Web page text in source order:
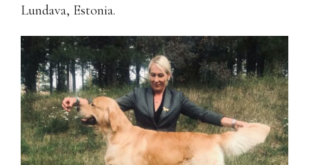
Lundava, Estonia.